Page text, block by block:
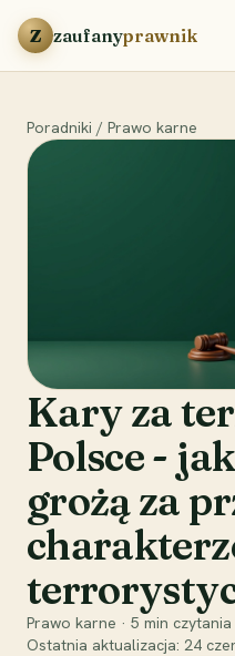
Przejdź do treści
Z zaufanyprawnik
Poradniki / Prawo karne
Kary za
Polsce -
grożą za
Prawo karne · 5 min czytania
Ostatnia aktualizacja: 24